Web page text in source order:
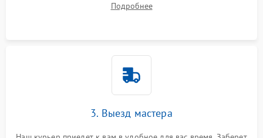
Подробнее
3. Выезд мастера